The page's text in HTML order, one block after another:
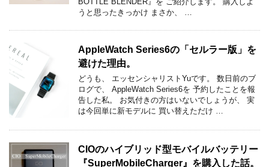
うと思ったきっかけ まさか、 …
AppleWatch Series6の「セルラー版」を
避けた理由。
どうも、 エッセンシャリストYuです。 数日前のブ
ログで、 AppleWatch Series6を 予約したことを報
告した私。 お気付きの方はいないでしょうが、 実
は今回単に新モデルに 買い替えただけ …
CIOのハイブリッド型モバイルバッテリー
『SuperMobileCharger』を購入した話。